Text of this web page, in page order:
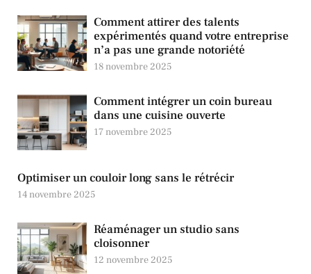
Comment attirer des talents
expérimentés quand votre entreprise
n’a pas une grande notoriété
18 novembre 2025
Comment intégrer un coin bureau
dans une cuisine ouverte
17 novembre 2025
Optimiser un couloir long sans le rétrécir
14 novembre 2025
Réaménager un studio sans
cloisonner
12 novembre 2025